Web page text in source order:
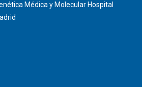
Médica y Molecular Hospital